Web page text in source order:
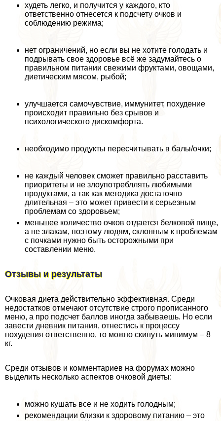
худеть легко, и получится у каждого, кто
ответственно отнесется к подсчету очков и
соблюдению режима;
нет ограничений, но если вы не хотите голодать и
подрывать свое здоровье всё же задумайтесь о
правильном питании свежими фруктами, овощами,
диетическим мясом, рыбой;
улучшается самочувствие, иммунитет, похудение
происходит правильно без срывов и
психологического дискомфорта.
необходимо продукты пересчитывать в балы/очки;
не каждый человек сможет правильно расставить
приоритеты и не злоупотрeбллять любимыми
продуктами, а так как методика достаточно
длительная – это может привести к серьезным
проблемам со здоровьем;
меньшее количество очков отдается белковой пище,
а не злакам, поэтому людям, склонным к проблемам
с почками нужно быть осторожными при
составлении меню.
Отзывы и результаты
Очковая диета действительно эффективная. Среди
недостатков отмечают отсутствие строго прописанного
меню, а про подсчет баллов иногда забываешь. Но если
завести дневник питания, отнестись к процессу
похудения ответственно, то можно скинуть минимум – 8
кг.
Среди отзывов и комментариев на форумах можно
выделить несколько аспектов очковой диеты:
можно кушать все и не ходить голодным;
рекомендации близки к здоровому питанию – это